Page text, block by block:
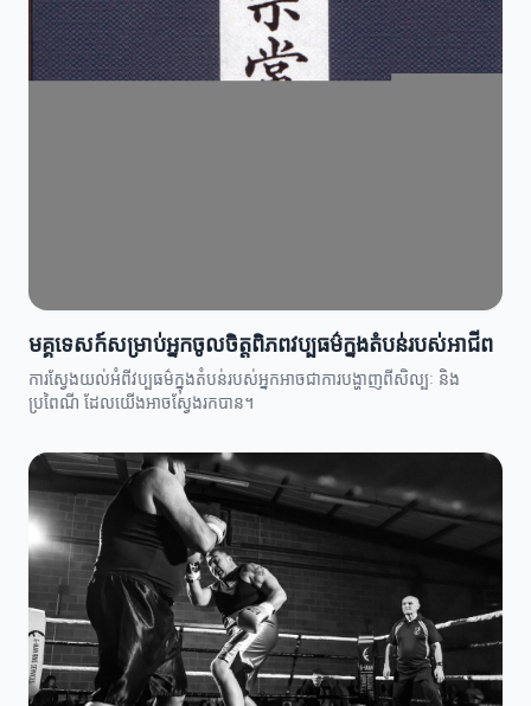
មគ្គុទេសក៍សម្រាប់អ្នកចូលចិត្តពិភពវប្បធម៌ក្នុងតំបន់របស់អាជីព
ការស្វែងយល់អំពីវប្បធម៌ក្នុងតំបន់របស់អ្នកអាចជាការបង្ហាញពីសិល្បៈ និង
ប្រពៃណី ដែលយើងអាចស្វែងរកបាន។